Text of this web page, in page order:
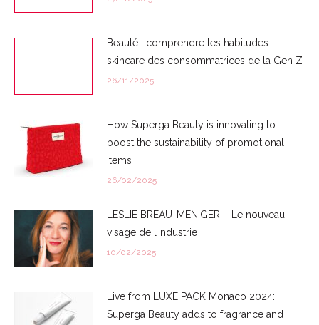
Beauté : comprendre les habitudes
skincare des consommatrices de la Gen Z
26/11/2025
How Superga Beauty is innovating to
boost the sustainability of promotional
items
26/02/2025
LESLIE BREAU-MENIGER – Le nouveau
visage de l’industrie
10/02/2025
Live from LUXE PACK Monaco 2024:
Superga Beauty adds to fragrance and